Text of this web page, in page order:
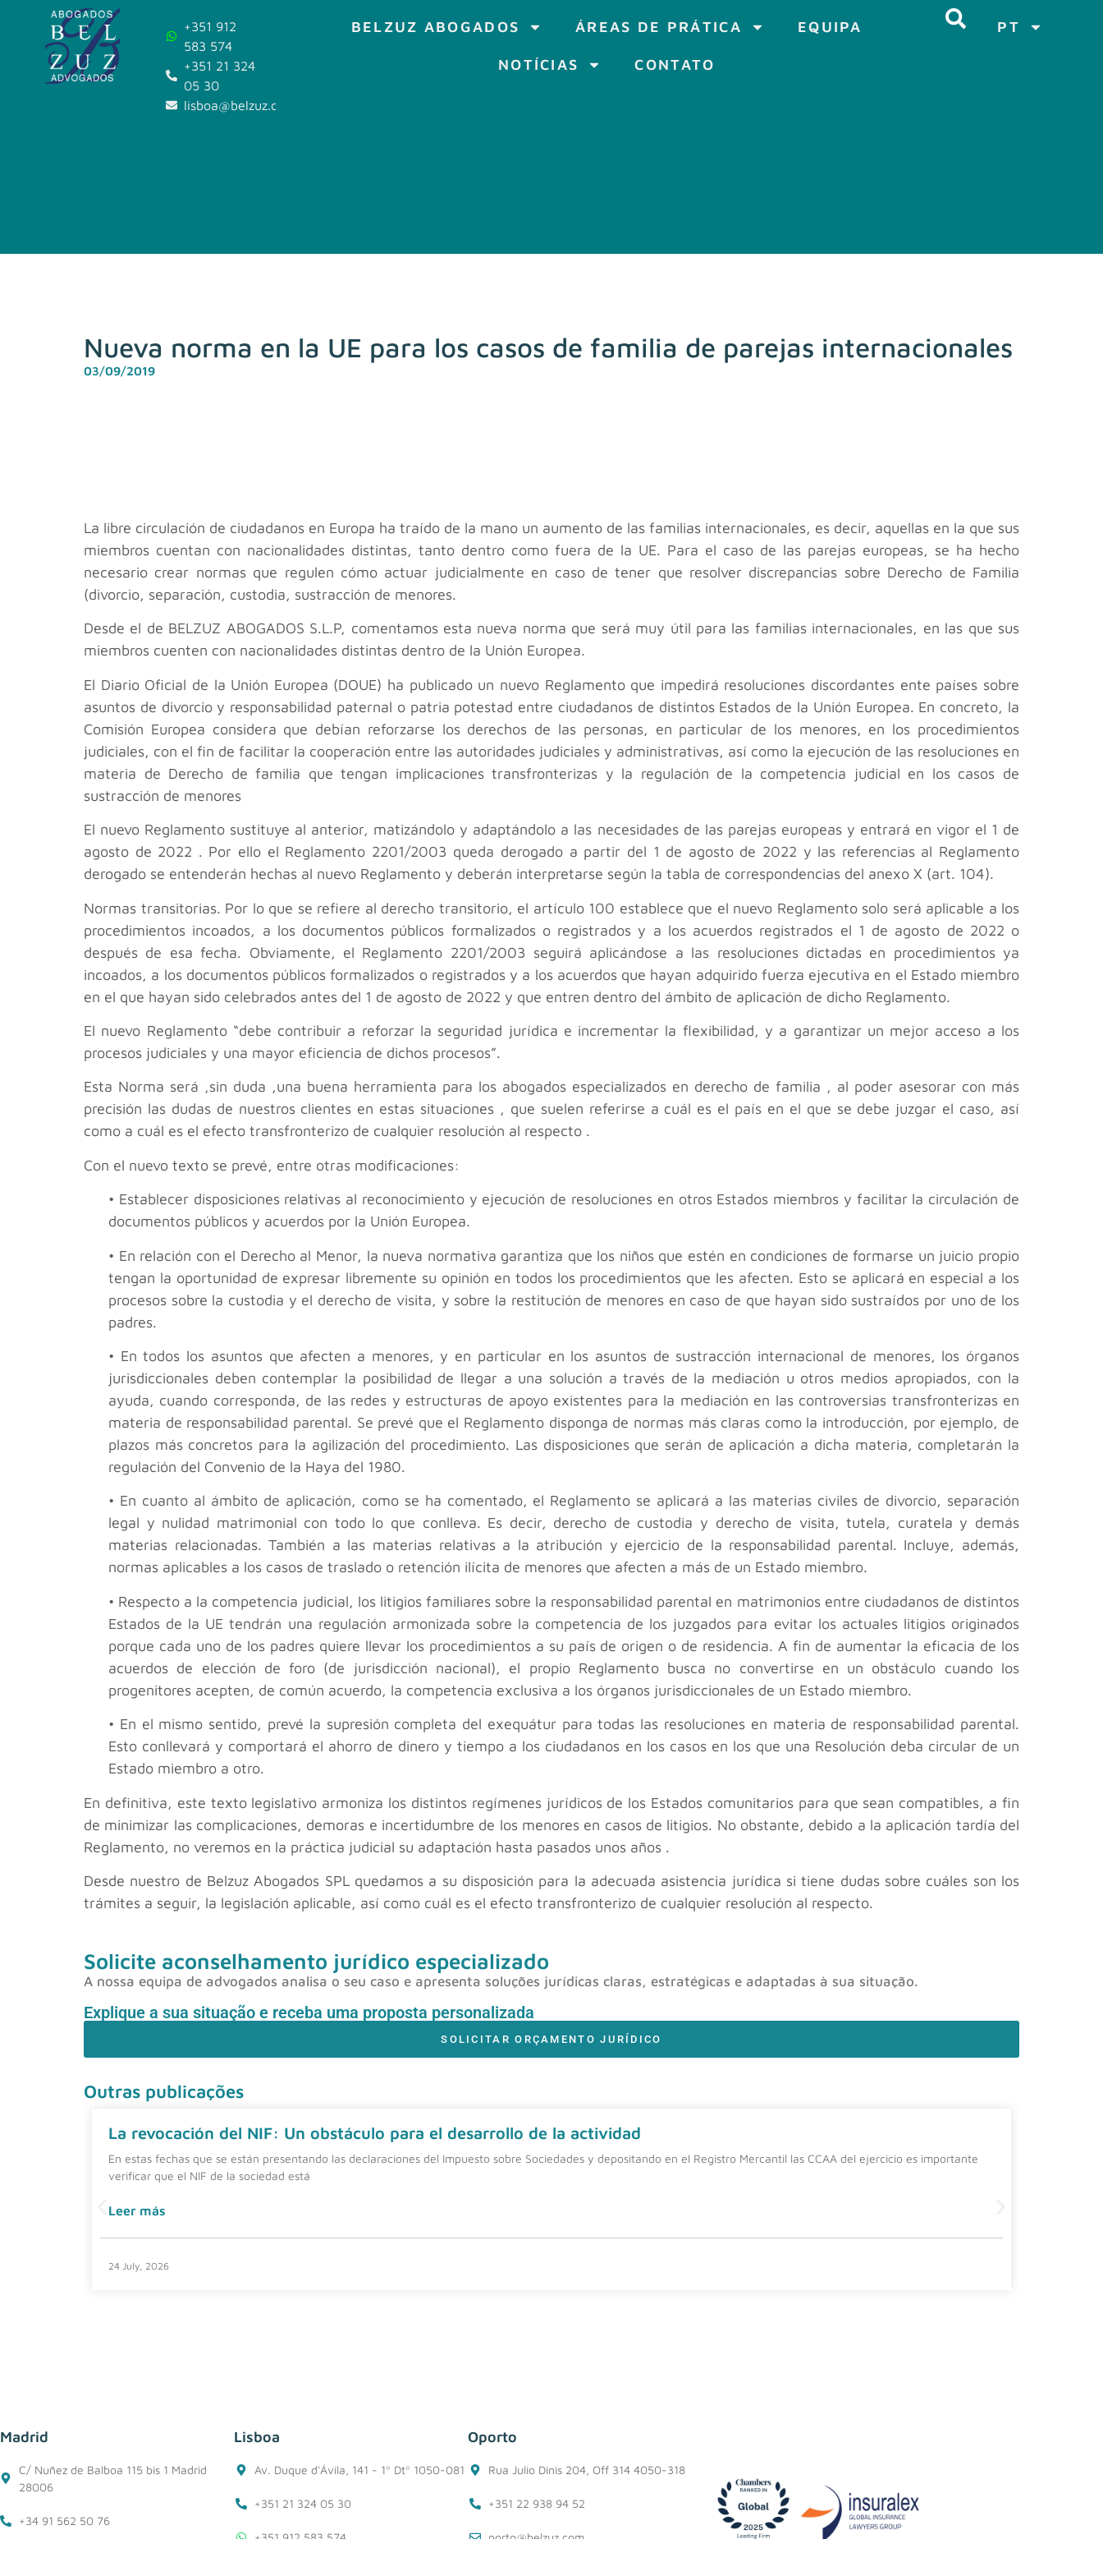
+351 912
583 574
+351 21 324
05 30
lisboa@belzuz.com
BELZUZ ABOGADOS ÁREAS DE PRÁTICA EQUIPA
NOTÍCIAS CONTATO
PT
Nueva norma en la UE para los casos de familia de parejas internacionales
03/09/2019
La libre circulación de ciudadanos en Europa ha traído de la mano un aumento de las familias internacionales, es decir, aquellas en la que sus
miembros cuentan con nacionalidades distintas, tanto dentro como fuera de la UE. Para el caso de las parejas europeas, se ha hecho
necesario crear normas que regulen cómo actuar judicialmente en caso de tener que resolver discrepancias sobre Derecho de Familia
(divorcio, separación, custodia, sustracción de menores.
Desde el de BELZUZ ABOGADOS S.L.P, comentamos esta nueva norma que será muy útil para las familias internacionales, en las que sus
miembros cuenten con nacionalidades distintas dentro de la Unión Europea.
El Diario Oficial de la Unión Europea (DOUE) ha publicado un nuevo Reglamento que impedirá resoluciones discordantes ente países sobre
asuntos de divorcio y responsabilidad paternal o patria potestad entre ciudadanos de distintos Estados de la Unión Europea. En concreto, la
Comisión Europea considera que debían reforzarse los derechos de las personas, en particular de los menores, en los procedimientos
judiciales, con el fin de facilitar la cooperación entre las autoridades judiciales y administrativas, así como la ejecución de las resoluciones en
materia de Derecho de familia que tengan implicaciones transfronterizas y la regulación de la competencia judicial en los casos de
sustracción de menores
El nuevo Reglamento sustituye al anterior, matizándolo y adaptándolo a las necesidades de las parejas europeas y entrará en vigor el 1 de
agosto de 2022 . Por ello el Reglamento 2201/2003 queda derogado a partir del 1 de agosto de 2022 y las referencias al Reglamento
derogado se entenderán hechas al nuevo Reglamento y deberán interpretarse según la tabla de correspondencias del anexo X (art. 104).
Normas transitorias. Por lo que se refiere al derecho transitorio, el artículo 100 establece que el nuevo Reglamento solo será aplicable a los
procedimientos incoados, a los documentos públicos formalizados o registrados y a los acuerdos registrados el 1 de agosto de 2022 o
después de esa fecha. Obviamente, el Reglamento 2201/2003 seguirá aplicándose a las resoluciones dictadas en procedimientos ya
incoados, a los documentos públicos formalizados o registrados y a los acuerdos que hayan adquirido fuerza ejecutiva en el Estado miembro
en el que hayan sido celebrados antes del 1 de agosto de 2022 y que entren dentro del ámbito de aplicación de dicho Reglamento.
El nuevo Reglamento “debe contribuir a reforzar la seguridad jurídica e incrementar la flexibilidad, y a garantizar un mejor acceso a los
procesos judiciales y una mayor eficiencia de dichos procesos”.
Esta Norma será ,sin duda ,una buena herramienta para los abogados especializados en derecho de familia , al poder asesorar con más
precisión las dudas de nuestros clientes en estas situaciones , que suelen referirse a cuál es el país en el que se debe juzgar el caso, así
como a cuál es el efecto transfronterizo de cualquier resolución al respecto .
Con el nuevo texto se prevé, entre otras modificaciones:
• Establecer disposiciones relativas al reconocimiento y ejecución de resoluciones en otros Estados miembros y facilitar la circulación de
documentos públicos y acuerdos por la Unión Europea.
• En relación con el Derecho al Menor, la nueva normativa garantiza que los niños que estén en condiciones de formarse un juicio propio
tengan la oportunidad de expresar libremente su opinión en todos los procedimientos que les afecten. Esto se aplicará en especial a los
procesos sobre la custodia y el derecho de visita, y sobre la restitución de menores en caso de que hayan sido sustraídos por uno de los
padres.
• En todos los asuntos que afecten a menores, y en particular en los asuntos de sustracción internacional de menores, los órganos
jurisdiccionales deben contemplar la posibilidad de llegar a una solución a través de la mediación u otros medios apropiados, con la
ayuda, cuando corresponda, de las redes y estructuras de apoyo existentes para la mediación en las controversias transfronterizas en
materia de responsabilidad parental. Se prevé que el Reglamento disponga de normas más claras como la introducción, por ejemplo, de
plazos más concretos para la agilización del procedimiento. Las disposiciones que serán de aplicación a dicha materia, completarán la
regulación del Convenio de la Haya del 1980.
• En cuanto al ámbito de aplicación, como se ha comentado, el Reglamento se aplicará a las materias civiles de divorcio, separación
legal y nulidad matrimonial con todo lo que conlleva. Es decir, derecho de custodia y derecho de visita, tutela, curatela y demás
materias relacionadas. También a las materias relativas a la atribución y ejercicio de la responsabilidad parental. Incluye, además,
normas aplicables a los casos de traslado o retención ilícita de menores que afecten a más de un Estado miembro.
• Respecto a la competencia judicial, los litigios familiares sobre la responsabilidad parental en matrimonios entre ciudadanos de distintos
Estados de la UE tendrán una regulación armonizada sobre la competencia de los juzgados para evitar los actuales litigios originados
porque cada uno de los padres quiere llevar los procedimientos a su país de origen o de residencia. A fin de aumentar la eficacia de los
acuerdos de elección de foro (de jurisdicción nacional), el propio Reglamento busca no convertirse en un obstáculo cuando los
progenitores acepten, de común acuerdo, la competencia exclusiva a los órganos jurisdiccionales de un Estado miembro.
• En el mismo sentido, prevé la supresión completa del exequátur para todas las resoluciones en materia de responsabilidad parental.
Esto conllevará y comportará el ahorro de dinero y tiempo a los ciudadanos en los casos en los que una Resolución deba circular de un
Estado miembro a otro.
En definitiva, este texto legislativo armoniza los distintos regímenes jurídicos de los Estados comunitarios para que sean compatibles, a fin
de minimizar las complicaciones, demoras e incertidumbre de los menores en casos de litigios. No obstante, debido a la aplicación tardía del
Reglamento, no veremos en la práctica judicial su adaptación hasta pasados unos años .
Desde nuestro de Belzuz Abogados SPL quedamos a su disposición para la adecuada asistencia jurídica si tiene dudas sobre cuáles son los
trámites a seguir, la legislación aplicable, así como cuál es el efecto transfronterizo de cualquier resolución al respecto.
Solicite aconselhamento jurídico especializado
A nossa equipa de advogados analisa o seu caso e apresenta soluções jurídicas claras, estratégicas e adaptadas à sua situação.
Explique a sua situação e receba uma proposta personalizada
SOLICITAR ORÇAMENTO JURÍDICO
Outras publicações
La revocación del NIF: Un obstáculo para el desarrollo de la actividad
En estas fechas que se están presentando las declaraciones del Impuesto sobre Sociedades y depositando en el Registro Mercantil las CCAA del ejercicio es importante
verificar que el NIF de la sociedad está
Leer más
24 July, 2026
Madrid
C/ Nuñez de Balboa 115 bis 1 Madrid
28006
+34 91 562 50 76
Lisboa
Av. Duque d'Ávila, 141 - 1º Dtº 1050-081
+351 21 324 05 30
+351 912 583 574
Oporto
Rua Julio Dinis 204, Off 314 4050-318
+351 22 938 94 52
porto@belzuz.com